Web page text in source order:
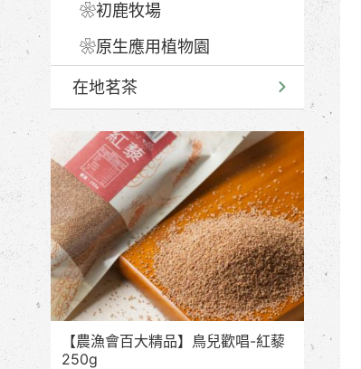
❀初鹿牧場
❀原生應用植物園
在地茗茶
【農漁會百大精品】鳥兒歡唱-紅藜
250g